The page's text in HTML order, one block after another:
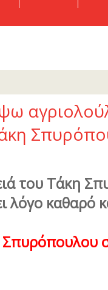
του Τάκη
λόγο καθαρό